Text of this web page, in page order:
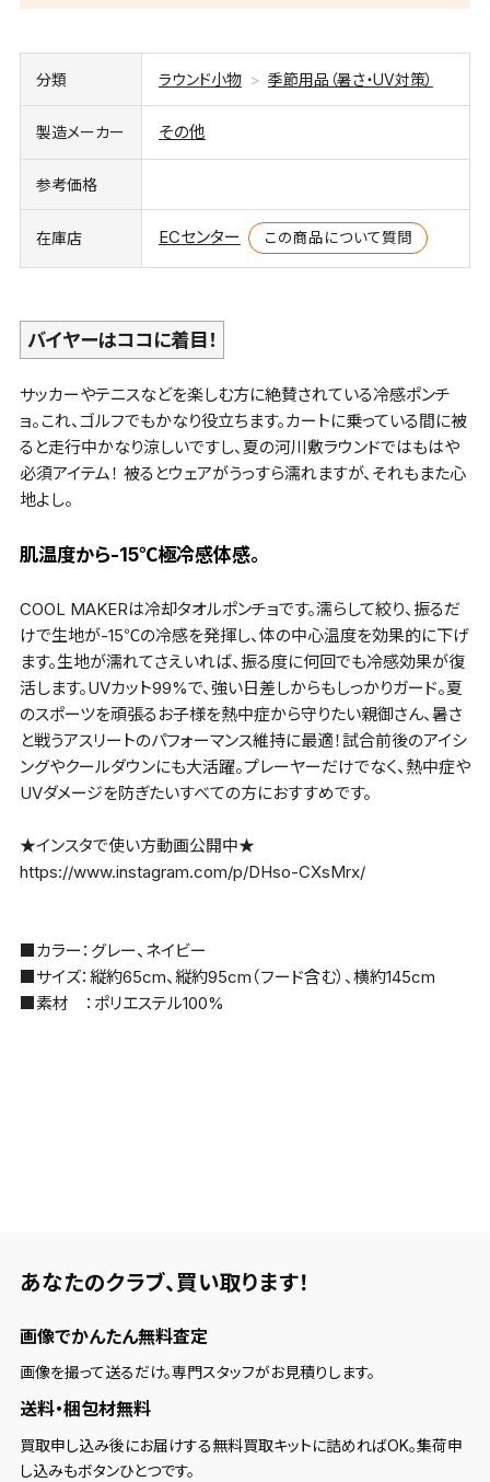
分類 ラウンド小物 季節用品（暑さ・UV対策）
製造メーカー その他
参考価格
在庫店 ECセンター この商品について質問
バイヤーはココに着目！
サッカーやテニスなどを楽しむ方に絶賛されている冷感ポンチ
ョ。これ、ゴルフでもかなり役立ちます。カートに乗っている間に被
ると走行中かなり涼しいですし、夏の河川敷ラウンドではもはや
必須アイテム！ 被るとウェアがうっすら濡れますが、それもまた心
地よし。
肌温度から-15℃極冷感体感。
COOL MAKERは冷却タオルポンチョです。濡らして絞り、振るだ
けで生地が-15℃の冷感を発揮し、体の中心温度を効果的に下げ
ます。生地が濡れてさえいれば、振る度に何回でも冷感効果が復
活します。UVカット99%で、強い日差しからもしっかりガード。夏
のスポーツを頑張るお子様を熱中症から守りたい親御さん、暑さ
と戦うアスリートのパフォーマンス維持に最適！試合前後のアイシ
ングやクールダウンにも大活躍。プレーヤーだけでなく、熱中症や
UVダメージを防ぎたいすべての方におすすめです。
★インスタで使い方動画公開中★
https://www.instagram.com/p/DHso-CXsMrx/
■カラー：グレー、ネイビー
■サイズ：縦約65cm、縦約95cm（フード含む）、横約145cm
■素材 ：ポリエステル100%
あなたのクラブ、 買い取ります！
画像でかんたん無料査定
画像を撮って送るだけ。専門スタッフがお見積りします。
送料・梱包材無料
買取申し込み後にお届けする無料買取キットに詰めればOK。集荷申
し込みもボタンひとつです。